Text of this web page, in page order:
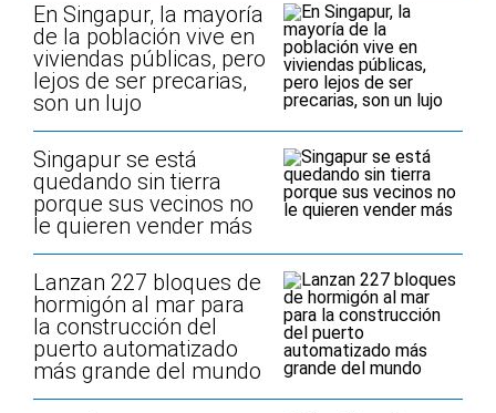
En Singapur, la mayoría
de la población vive en
viviendas públicas, pero
lejos de ser precarias,
son un lujo
Singapur se está
quedando sin tierra
porque sus vecinos no
le quieren vender más
Lanzan 227 bloques de
hormigón al mar para
la construcción del
puerto automatizado
más grande del mundo